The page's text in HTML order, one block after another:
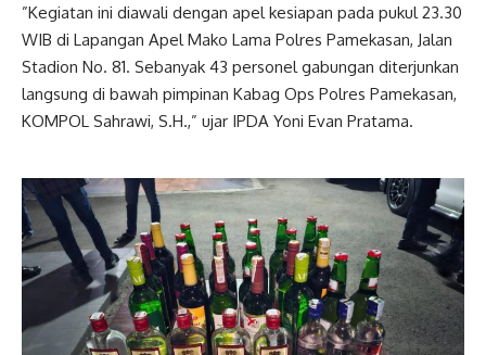
​”Kegiatan ini diawali dengan apel kesiapan pada pukul 23.30
WIB di Lapangan Apel Mako Lama Polres Pamekasan, Jalan
Stadion No. 81. Sebanyak 43 personel gabungan diterjunkan
langsung di bawah pimpinan Kabag Ops Polres Pamekasan,
KOMPOL Sahrawi, S.H.,” ujar IPDA Yoni Evan Pratama.